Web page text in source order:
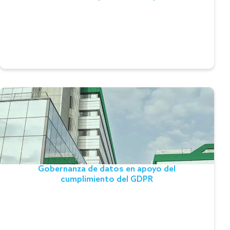
Gobernanza de datos en apoyo del
cumplimiento del GDPR
Gobernanza de datos en apoyo del
cumplimiento del GDPR
Una solución que integra el glosario empresarial, el
diccionario de datos y el catálogo de metadatos al
servicio del cumplimiento del GDPR. Las capacidades
de representación y navegación del metamodelo
apoyan un enfoque metódico de la Gobernanza de